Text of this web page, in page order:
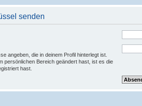
senden
angeben, die in deinem Profil hinterlegt ist.
persönlichen Bereich geändert hast, ist es die
hast.